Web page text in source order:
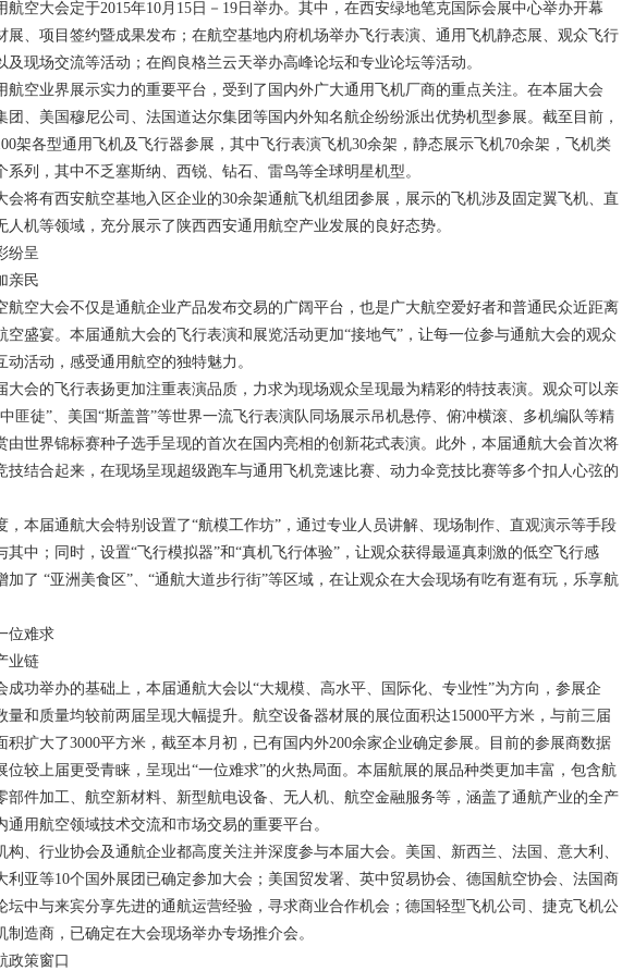
航空大会定于2015年10月15日－19日举办。其中，在西安绿地笔克国际会展中心举办开幕
展、项目签约暨成果发布；在航空基地内府机场举办飞行表演、通用飞机静态展、观众飞行
及现场交流等活动；在阎良格兰云天举办高峰论坛和专业论坛等活动。
航空业界展示实力的重要平台，受到了国内外广大通用飞机厂商的重点关注。在本届大会
团、美国穆尼公司、法国道达尔集团等国内外知名航企纷纷派出优势机型参展。截至目前，
架各型通用飞机及飞行器参展，其中飞行表演飞机30余架，静态展示飞机70余架，飞机类
系列，其中不乏塞斯纳、西锐、钻石、雷鸟等全球明星机型。
会将有西安航空基地入区企业的30余架通航飞机组团参展，展示的飞机涉及固定翼飞机、直
人机等领域，充分展示了陕西西安通用航空产业发展的良好态势。
纷呈
亲民
航空大会不仅是通航企业产品发布交易的广阔平台，也是广大航空爱好者和普通民众近距离
空盛宴。本届通航大会的飞行表演和展览活动更加“接地气”，让每一位参与通航大会的观众
动活动，感受通用航空的独特魅力。
大会的飞行表扬更加注重表演品质，力求为现场观众呈现最为精彩的特技表演。观众可以亲
匪徒”、美国“斯盖普”等世界一流飞行表演队同场展示吊机悬停、俯冲横滚、多机编队等精
由世界锦标赛种子选手呈现的首次在国内亮相的创新花式表演。此外，本届通航大会首次将
技结合起来，在现场呈现超级跑车与通用飞机竞速比赛、动力伞竞技比赛等多个扣人心弦的
，本届通航大会特别设置了“航模工作坊”，通过专业人员讲解、现场制作、直观演示等手段
其中；同时，设置“飞行模拟器”和“真机飞行体验”，让观众获得最逼真刺激的低空飞行感
加了 “亚洲美食区”、“通航大道步行街”等区域，在让观众在大会现场有吃有逛有玩，乐享航
位难求
业链
成功举办的基础上，本届通航大会以“大规模、高水平、国际化、专业性”为方向，参展企
量和质量均较前两届呈现大幅提升。航空设备器材展的展位面积达15000平方米，与前三届
积扩大了3000平方米，截至本月初，已有国内外200余家企业确定参展。目前的参展商数据
位较上届更受青睐，呈现出“一位难求”的火热局面。本届航展的展品种类更加丰富，包含航
部件加工、航空新材料、新型航电设备、无人机、航空金融服务等，涵盖了通航产业的全产
通用航空领域技术交流和市场交易的重要平台。
构、行业协会及通航企业都高度关注并深度参与本届大会。美国、新西兰、法国、意大利、
利亚等10个国外展团已确定参加大会；美国贸发署、英中贸易协会、德国航空协会、法国商
坛中与来宾分享先进的通航运营经验，寻求商业合作机会；德国轻型飞机公司、捷克飞机公
制造商，已确定在大会现场举办专场推介会。
政策窗口